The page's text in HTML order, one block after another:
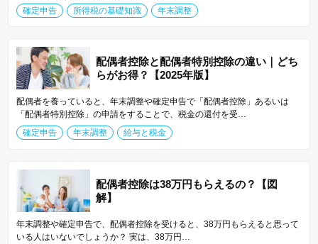
確定申告
所得税の基礎知識 年末調整
配偶者控除と配偶者特別控除の違い｜どち
らがお得？【2025年版】
配偶者を養っていると、年末調整や確定申告で「配偶者控除」あるいは
「配偶者特別控除」の申請をすることで、税金の還付を受…
確定申告
年末調整 給与と税金
配偶者控除は38万円もらえるの？【図
解】
年末調整や確定申告で、配偶者控除を受けると、38万円もらえると思って
いる人はいないでしょうか？ 実は、38万円…